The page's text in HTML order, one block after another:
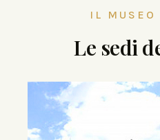
IL MUSEO
Le sedi